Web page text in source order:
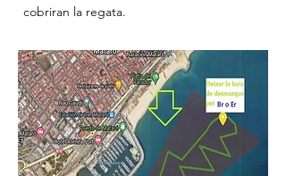
cobriran la regata.